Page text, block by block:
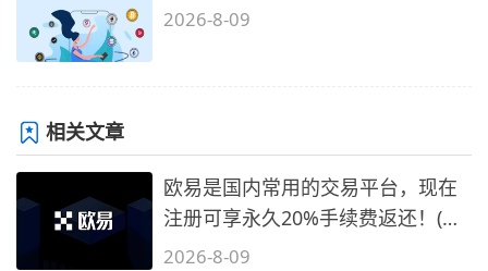
2026-8-09
相关文章
欧易是国内常用的交易平台，现在
注册可享永久20%手续费返还！(必
备1)
2026-8-09